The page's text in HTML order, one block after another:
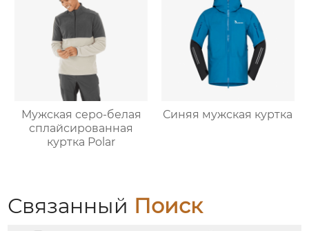
Мужская серо-белая
сплайсированная
куртка Polar
Синяя мужская куртка
Связанный Поиск